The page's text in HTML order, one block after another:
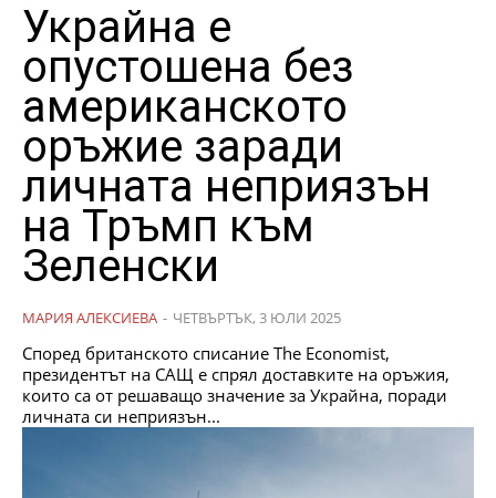
Украйна е
опустошена без
американското
оръжие заради
личната неприязън
на Тръмп към
Зеленски
МАРИЯ АЛЕКСИЕВА - ЧЕТВЪРТЪК, 3 ЮЛИ 2025
Според британското списание The Economist,
президентът на САЩ е спрял доставките на оръжия,
които са от решаващо значение за Украйна, поради
личната си неприязън...